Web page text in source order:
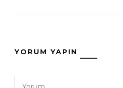
YORUM YAPIN